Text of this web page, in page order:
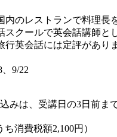
のレストランで料理長
クールで英会話講師と
英会話には定評がありま
、9/22
みは、受講日の3日前ま
消費税額2,100円）